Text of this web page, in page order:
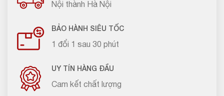
Nội thành Hà Nội
BẢO HÀNH SIÊU TỐC
1 đổi 1 sau 30 phút
UY TÍN HÀNG ĐẦU
Cam kết chất lượng